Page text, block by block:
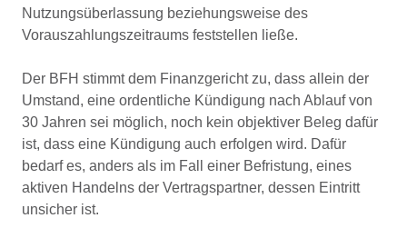
Nutzungsüberlassung beziehungsweise des
Vorauszahlungszeitraums feststellen ließe.
Der BFH stimmt dem Finanzgericht zu, dass allein der
Umstand, eine ordentliche Kündigung nach Ablauf von
30 Jahren sei möglich, noch kein objektiver Beleg dafür
ist, dass eine Kündigung auch erfolgen wird. Dafür
bedarf es, anders als im Fall einer Befristung, eines
aktiven Handelns der Vertragspartner, dessen Eintritt
unsicher ist.